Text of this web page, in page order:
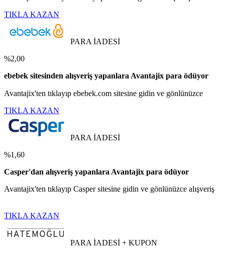
TIKLA KAZAN
PARA İADESİ
%2,00
ebebek sitesinden alışveriş yapanlara Avantajix para ödüyor
Avantajix'ten tıklayıp ebebek.com sitesine gidin ve gönlünüzce
TIKLA KAZAN
PARA İADESİ
%1,60
Casper'dan alışveriş yapanlara Avantajix para ödüyor
Avantajix'ten tıklayıp Casper sitesine gidin ve gönlünüzce alışveriş
TIKLA KAZAN
PARA İADESİ + KUPON